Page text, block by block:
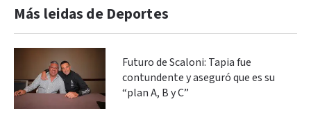
Más leidas de Deportes
Futuro de Scaloni: Tapia fue
contundente y aseguró que es su
“plan A, B y C”